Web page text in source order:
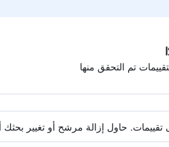
تقييمات. حاول إزالة مرشح أو تغيير